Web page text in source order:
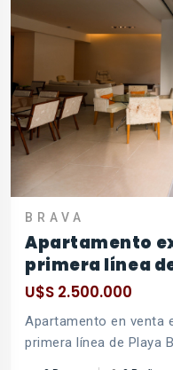
BRAVA
Apartamento
primera línea
U$S 2.500.000
Apartamento en venta
primera línea de Playa